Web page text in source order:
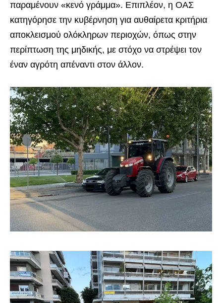
παραμένουν «κενό γράμμα». Επιπλέον, η ΟΑΣ
κατηγόρησε την κυβέρνηση για αυθαίρετα κριτήρια
αποκλεισμού ολόκληρων περιοχών, όπως στην
περίπτωση της μηδικής, με στόχο να στρέψει τον
έναν αγρότη απέναντι στον άλλον.